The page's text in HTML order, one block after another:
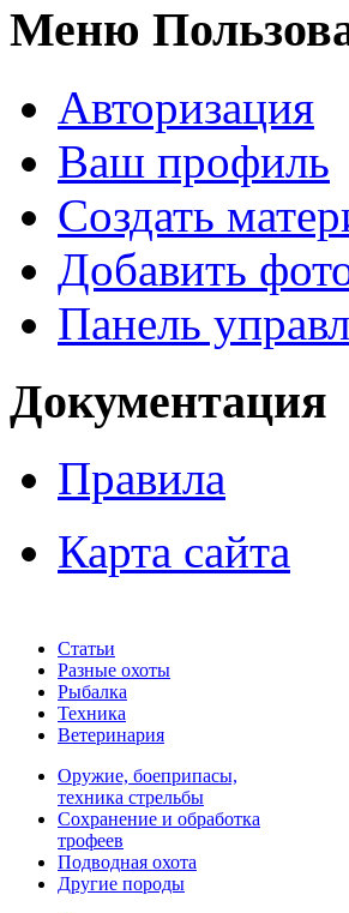
Меню
Авторизация
Ваш профиль
Создать
Добавить
Панель
Документация
Правила
Карта сайта
Статьи
Разные охоты
Рыбалка
Техника
Ветеринария
Оружие, боеприпасы,
техника стрельбы
Сохранение и обработка
трофеев
Подводная охота
Другие породы